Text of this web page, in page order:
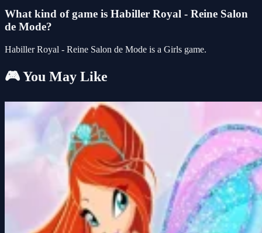
What kind of game is Habiller Royal - Reine Salon
de Mode?
Habiller Royal - Reine Salon de Mode is a Girls game.
🎮 You May Like